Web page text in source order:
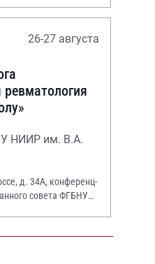
26-27 августа
НИИР им. В.А.
д. 34А, конференц-
совета ФГБНУ